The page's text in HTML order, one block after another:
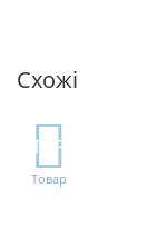
Схожі
TOP
Товар